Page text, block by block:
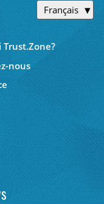
Français
Trust.Zone?
nous